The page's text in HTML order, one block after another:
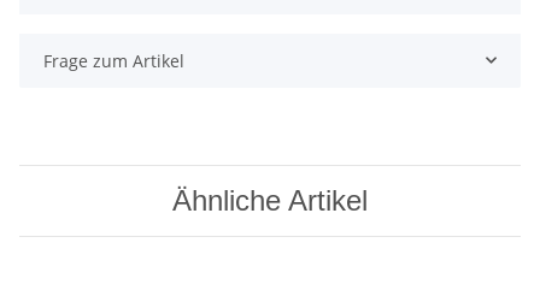
Frage zum Artikel
Ähnliche Artikel